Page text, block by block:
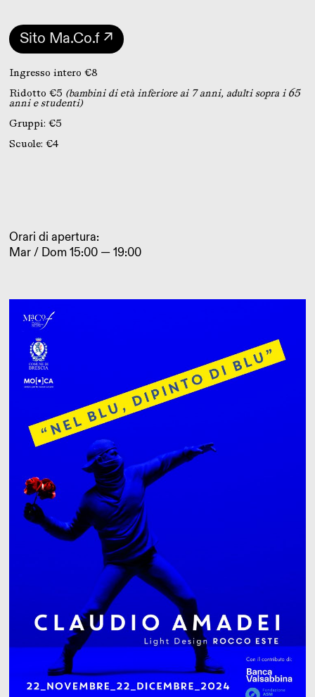
Sito Ma.Co.f ↗
Ingresso intero €8
Ridotto €5 (bambini di età inferiore ai 7 anni, adulti sopra i 65
anni e studenti)
Gruppi: €5
Scuole: €4
Orari di apertura:
Mar / Dom 15:00 — 19:00